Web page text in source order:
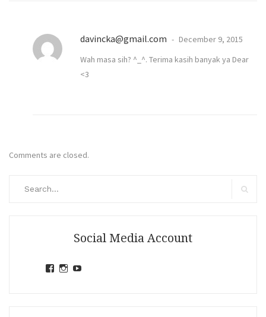
davincka@gmail.com
December 9, 2015
Wah masa sih? ^_^. Terima kasih banyak ya Dear
<3
Comments are closed.
Social Media Account
ViewView